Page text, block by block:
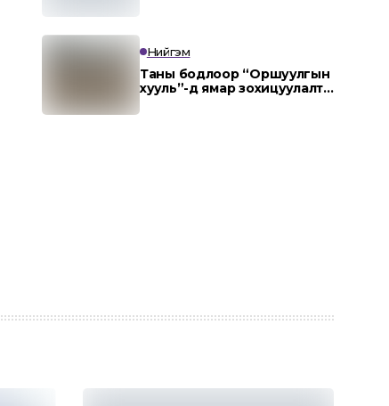
Нийгэм
Таны бодлоор “Оршуулгын
хууль”-д ямар зохицуулалт